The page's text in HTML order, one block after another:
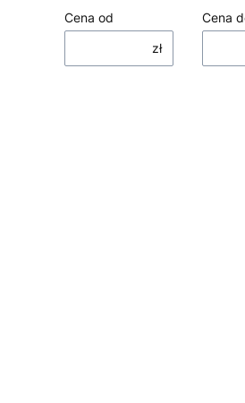
Cena od
zł
Cena